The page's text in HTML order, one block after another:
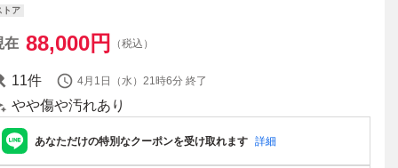
トア
在 88,000円 （税込）
11件 4月1日（水）21時6分 終了
やや傷や汚れあり
あなただけの特別なクーポンを受け取れます 詳細